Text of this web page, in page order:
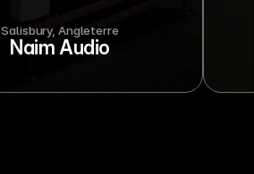
Salisbury, Angleterre
Naim Audio